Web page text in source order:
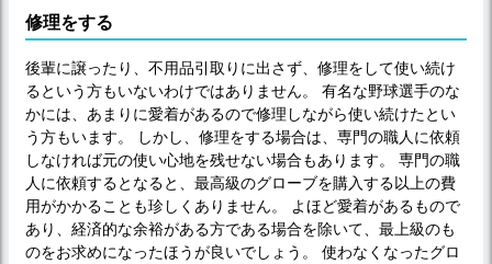
修理をする
後輩に譲ったり、不用品引取りに出さず、修理をして使い続け
るという方もいないわけではありません。 有名な野球選手のな
かには、あまりに愛着があるので修理しながら使い続けたとい
う方もいます。 しかし、修理をする場合は、専門の職人に依頼
しなければ元の使い心地を残せない場合もあります。 専門の職
人に依頼するとなると、最高級のグローブを購入する以上の費
用がかかることも珍しくありません。 よほど愛着があるもので
あり、経済的な余裕がある方である場合を除いて、最上級のも
のをお求めになったほうが良いでしょう。 使わなくなったグロ